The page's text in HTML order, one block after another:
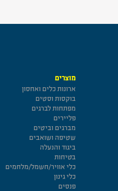
מוצרים
ארונות כלים ואחסון
בוקסות וסטים
מפתחות לברגים
פליירים
מברגים וביטים
שטיפה ושואבים
ביגוד והנעלה
בטיחות
כלי אוויר/חשמל/מלחמים
כלי גינון
פנסים